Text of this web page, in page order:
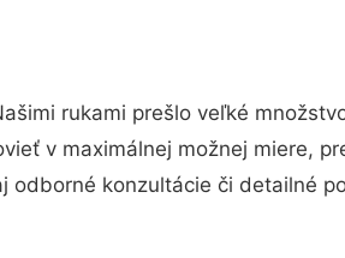
rukami prešlo veľké
v maximálnej možnej miere,
odborné konzultácie či detailné